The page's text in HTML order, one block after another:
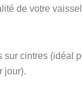
de votre
cintres (idéal
jour).